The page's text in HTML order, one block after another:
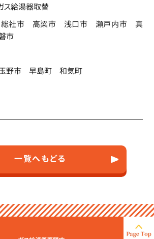
給湯器取替
社市 高梁市 浅口市 瀬戸内市 真
市
野市 早島町 和気町
一覧へもどる